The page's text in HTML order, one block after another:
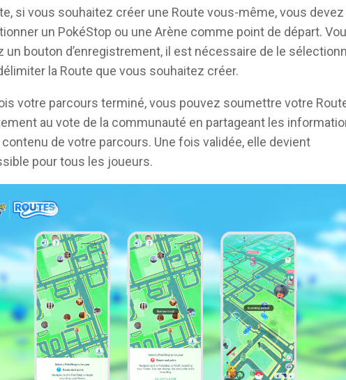
si vous souhaitez créer une Route vous-même, vous devez
un PokéStop ou une Arène comme point de départ.
un bouton d’enregistrement, il est nécessaire de le
la Route que vous souhaitez créer.
votre parcours terminé, vous pouvez soumettre votre
au vote de la communauté en partageant les
de votre parcours. Une fois validée, elle devient
pour tous les joueurs.